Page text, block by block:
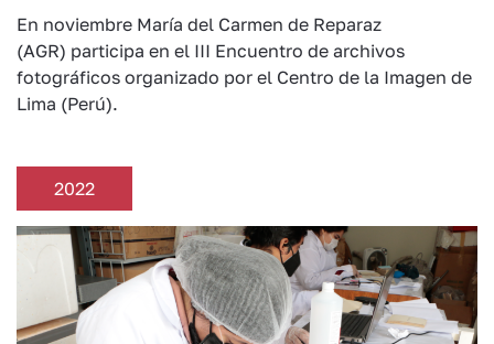
En noviembre María del Carmen de Reparaz
(AGR) participa en el III Encuentro de archivos
fotográficos organizado por el Centro de la Imagen de
Lima (Perú).
2022